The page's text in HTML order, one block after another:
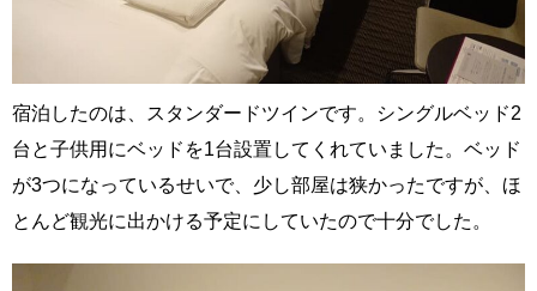
宿泊したのは、スタンダードツインです。シングルベッド2
台と子供用にベッドを1台設置してくれていました。ベッド
が3つになっているせいで、少し部屋は狭かったですが、ほ
とんど観光に出かける予定にしていたので十分でした。